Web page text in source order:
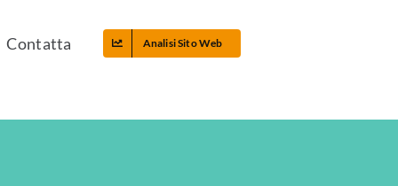
Contatta Analisi Sito Web